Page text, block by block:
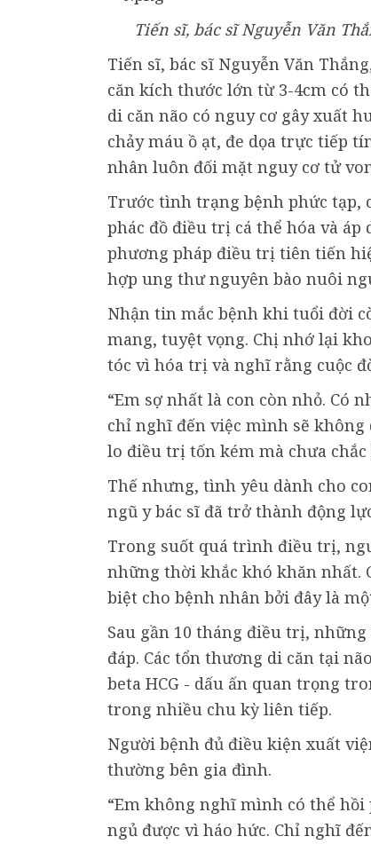
Tiến sĩ, bác sĩ Nguyễn Văn
Tiến sĩ, bác sĩ Nguyễn Văn
căn kích thước lớn từ 3-4cm có
di căn não có nguy cơ gây xuất
chảy máu ồ ạt, đe dọa trực tiếp
nhân luôn đối mặt nguy cơ tử
Trước tình trạng bệnh phức tạp,
phác đồ điều trị cá thể hóa và
phương pháp điều trị tiên tiến
hợp ung thư nguyên bào nuôi
Nhận tin mắc bệnh khi tuổi đời
mang, tuyệt vọng. Chị nhớ lại
tóc vì hóa trị và nghĩ rằng cuộc
“Em sợ nhất là con còn nhỏ. Có
chỉ nghĩ đến việc mình sẽ
lo điều trị tốn kém mà chưa chắc
Thế nhưng, tình yêu dành cho
ngũ y bác sĩ đã trở thành động
Trong suốt quá trình điều trị,
những thời khắc khó khăn nhất.
biệt cho bệnh nhân bởi đây là
Sau gần 10 tháng điều trị,
đáp. Các tổn thương di căn tại
beta HCG - dấu ấn quan trọng
trong nhiều chu kỳ liên tiếp.
Người bệnh đủ điều kiện xuất
thường bên gia đình.
“Em không nghĩ mình có thể
ngủ được vì háo hức. Chỉ nghĩ